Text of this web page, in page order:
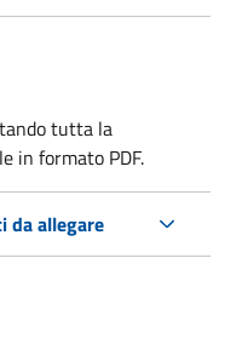
tutta la
in formato PDF.
da allegare